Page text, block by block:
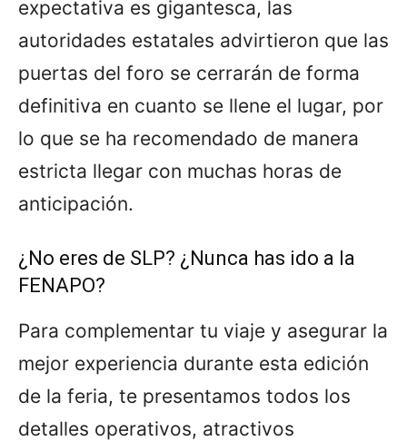
expectativa es gigantesca, las
autoridades estatales advirtieron que las
puertas del foro se cerrarán de forma
definitiva en cuanto se llene el lugar, por
lo que se ha recomendado de manera
estricta llegar con muchas horas de
anticipación.
¿No eres de SLP? ¿Nunca has ido a la
FENAPO?
Para complementar tu viaje y asegurar la
mejor experiencia durante esta edición
de la feria, te presentamos todos los
detalles operativos, atractivos